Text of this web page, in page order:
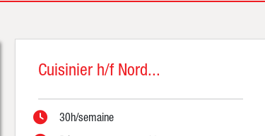
Cuisinier h/f Nord...
30h/semaine